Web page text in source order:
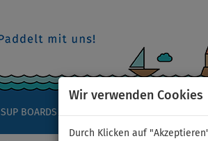
Wir verwenden Cookies
Durch Klicken auf
SUP BOARDS